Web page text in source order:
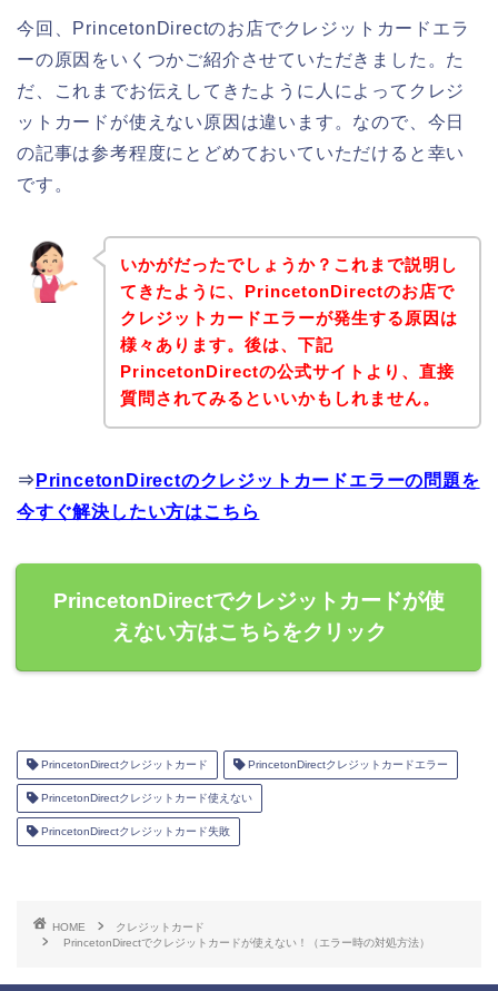
今回、PrincetonDirectのお店でクレジットカードエラ
ーの原因をいくつかご紹介させていただきました。た
だ、これまでお伝えしてきたように人によってクレジ
ットカードが使えない原因は違います。なので、今日
の記事は参考程度にとどめておいていただけると幸い
です。
いかがだったでしょうか？これまで説明し
てきたように、PrincetonDirectのお店で
クレジットカードエラーが発生する原因は
様々あります。後は、下記
PrincetonDirectの公式サイトより、直接
質問されてみるといいかもしれません。
⇒ PrincetonDirectのクレジットカードエラーの問題を
今すぐ解決したい方はこちら
PrincetonDirectでクレジットカードが使
えない方はこちらをクリック
PrincetonDirectクレジットカード PrincetonDirectクレジットカードエラー
PrincetonDirectクレジットカード使えない
PrincetonDirectクレジットカード失敗
HOME
クレジットカード
PrincetonDirectでクレジットカードが使えない！（エラー時の対処方法）